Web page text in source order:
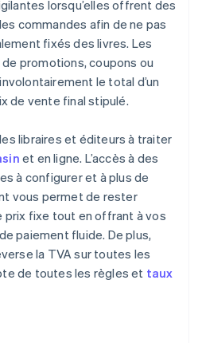
lorsqu’elles offrent des
commandes afin de ne pas
fixés des livres. Les
promotions, coupons ou
le total d’un
de vente final stipulé.
libraires et éditeurs à traiter
et en ligne. L’accès à des
à configurer et à plus de
vous permet de rester
prix fixe tout en offrant à vos
paiement fluide. De plus,
la TVA sur toutes les
de toutes les règles et taux